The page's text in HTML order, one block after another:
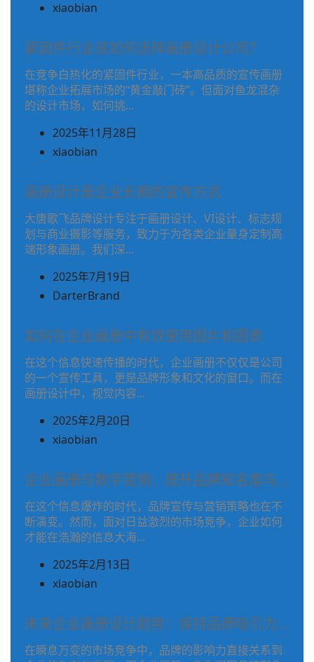
前
用)
作
者
(在
章
者
姓
之
前
用)
作
者
xiaobian
紧固件行业该如何选择画册设计公司​？
在竞争白热化的紧固件行业，一本高品质的宣传画册
堪称企业拓展市场的“黄金敲门砖”。但面对鱼龙混杂
的设计市场，如何挑...
2025年11月28日
(在
章
者
姓
之
前
用)
作
者
xiaobian
画册设计是企业长期的宣传方式
大唐歌飞品牌设计专注于画册设计、VI设计、标志规
划与商业摄影等服务，致力于为各类企业量身定制高
端形象画册。我们深...
2025年7月19日
(在
章
者
姓
之
前
用)
作
者
DarterBrand
如何在企业画册中有效使用图片和图表
在这个信息快速传播的时代，企业画册不仅仅是公司
的一个宣传工具，更是品牌形象和文化的窗口。而在
画册设计中，视觉内容...
2025年2月20日
(在
章
者
姓
之
前
用)
作
xiaobian
企业画册与数字营销：提升品牌知名度与…
在这个信息爆炸的时代，品牌宣传与营销策略也在不
断演变。然而，面对日益激烈的市场竞争，企业如何
才能在浩瀚的信息大海...
2025年2月13日
(在
章
者
xiaobian
未来企业画册设计趋势：保持品牌吸引力…
在瞬息万变的市场竞争中，品牌的影响力直接关系到